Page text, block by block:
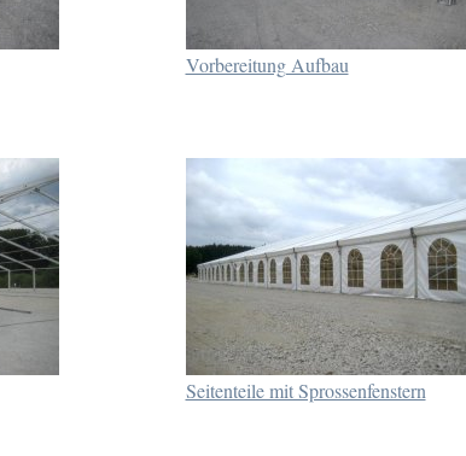
Vorbereitung Aufbau
Seitenteile mit Sprossenfenstern